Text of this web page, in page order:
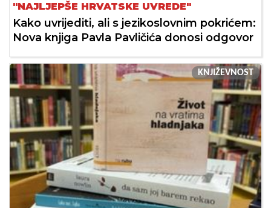
"NAJLJEPŠE HRVATSKE UVREDE"
Kako uvrijediti, ali s jezikoslovnim pokrićem:
Nova knjiga Pavla Pavličića donosi odgovor
KNJIŽEVNOST